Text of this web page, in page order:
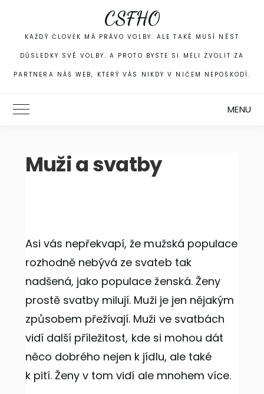
content
CSFHO
KAŽDÝ ČLOVĚK MÁ PRÁVO VOLBY. ALE TAKÉ MUSÍ NÉST
DŮSLEDKY SVÉ VOLBY. A PROTO BYSTE SI MĚLI ZVOLIT ZA
PARTNERA NÁŠ WEB, KTERÝ VÁS NIKDY V NIČEM NEPOŠKODÍ.
Toggle Main Menu MENU
Muži a svatby
Asi vás nepřekvapí, že mužská populace
rozhodně nebývá ze svateb tak
nadšená, jako populace ženská. Ženy
prostě svatby milují. Muži je jen nějakým
způsobem přežívají. Muži ve svatbách
vidí další příležitost, kde si mohou dát
něco dobrého nejen k jídlu, ale také
k pití. Ženy v tom vidí ale mnohem více.